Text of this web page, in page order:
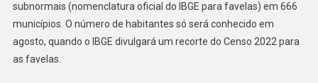
subnormais (nomenclatura oficial do IBGE para favelas) em 666
municípios. O número de habitantes só será conhecido em
agosto, quando o IBGE divulgará um recorte do Censo 2022 para
as favelas.